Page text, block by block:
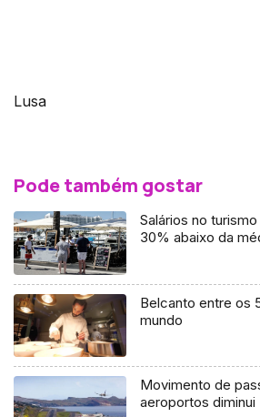
Lusa
Pode também gostar
Salários no
30% abaixo da
Belcanto entre os
mundo
Movimento de
aeroportos diminui